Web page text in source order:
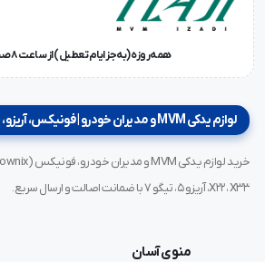
همه‌روزه (به‌جز ایام تعطیل) از ساعت ۸ صبح تا ۱۸ عصر
لوازم یدکی MVM و مدیران خودرو | فونیکس، آریزو، تیگو — فروشگاه ایزدی
X22، X33، آریزو ۵، تیگو ۷ با ضمانت اصالت و ارسال سریع.
منوی آسان